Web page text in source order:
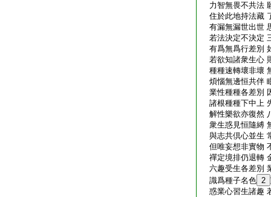
力智無畏不共法
住於此地持法藏
有漏無漏世出世
若法決定不決定
有爲無爲行差別
若欲知諸衆生心
種種速轉壞非壞
煩惱無邊恒共伴
業性種種各差別
諸根種種下中上
解性樂欲亦復然
衆生惑見恒隨縛
與志共倶心並生
但唯妄想非實物
禪定境排仍退轉
六趣受生各差別
識爲種子名色 2
惑業心習生諸趣